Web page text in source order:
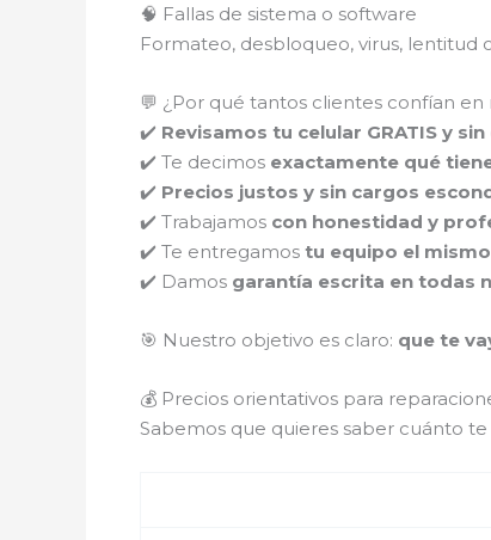
🧠 Fallas de sistema o software
Formateo, desbloqueo, virus,
💬 ¿Por qué tantos clientes confían en
✔️ Revisamos tu celular GRATIS y
✔️ Te decimos exactamente qué
✔️ Precios justos y sin cargos
✔️ Trabajamos con honestidad y
✔️ Te entregamos tu equipo el
✔️ Damos garantía escrita en todas
🎯 Nuestro objetivo es claro: que te
💰 Precios orientativos para
Sabemos que quieres saber cuánto